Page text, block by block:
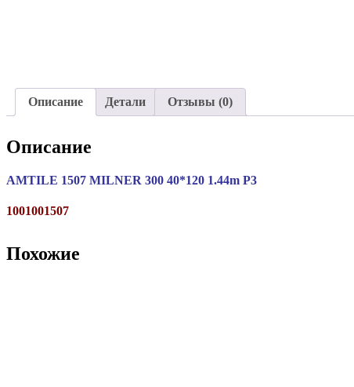
Описание Детали Отзывы (0)
Описание
AMTILE 1507 MILNER 300 40*120 1.44m P3
1001001507
Похожие